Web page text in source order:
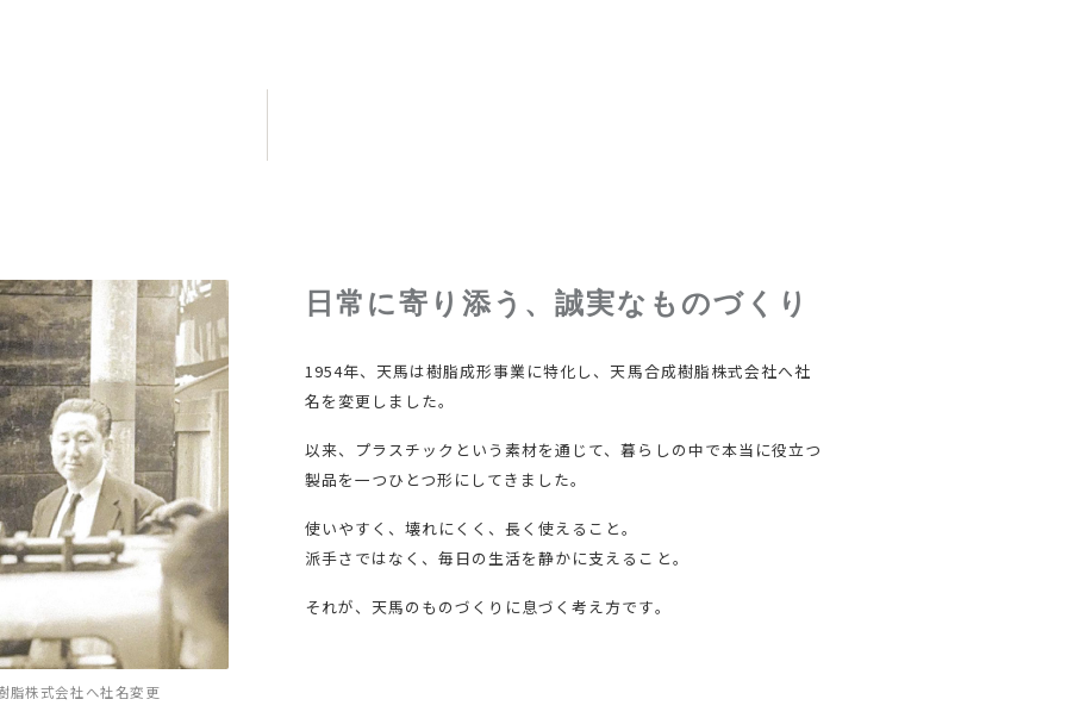
脂株式会社へ社名変更
日常に寄り添う、誠実なものづくり
1954年、天馬は樹脂成形事業に特化し、天馬合成樹脂株式会社へ社
名を変更しました。
以来、プラスチックという素材を通じて、暮らしの中で本当に役立つ
製品を一つひとつ形にしてきました。
使いやすく、壊れにくく、長く使えること。
派手さではなく、毎日の生活を静かに支えること。
それが、天馬のものづくりに息づく考え方です。